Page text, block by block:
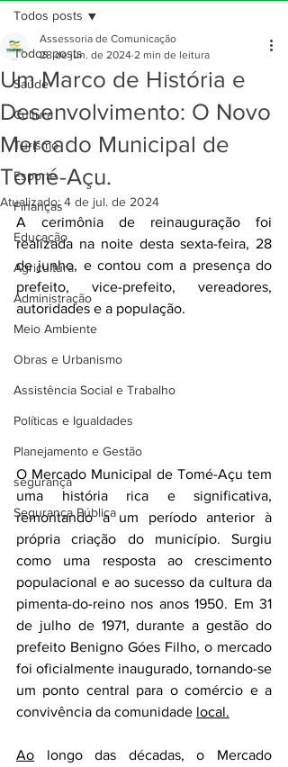
Todos posts
Saúde
Cultura
Turismo
Esporte
Finanças
Educação
Agricultura
Administração
Meio Ambiente
Obras e Urbanismo
Assistência Social e Trabalho
Políticas e Igualdades
Planejamento e Gestão
segurança
Segurança Pública
Todos posts
Um Marco de História e
Desenvolvimento: O Novo
Mercado Municipal de
Tomé-Açu.
Assessoria de Comunicação
28 de jun. de 2024 2 min de leitura
Atualizado:4 de jul. de 2024
A cerimônia de reinauguração foi
realizada na noite desta sexta-feira, 28
de junho, e contou com a presença do
prefeito, vice-prefeito, vereadores,
autoridades e a população.
O Mercado Municipal de Tomé-Açu tem
uma história rica e significativa,
remontando a um período anterior à
própria criação do município. Surgiu
como uma resposta ao crescimento
populacional e ao sucesso da cultura da
pimenta-do-reino nos anos 1950. Em 31
de julho de 1971, durante a gestão do
prefeito Benigno Góes Filho, o mercado
foi oficialmente inaugurado, tornando-se
um ponto central para o comércio e a
convivência da comunidade local.
Ao longo das décadas, o Mercado